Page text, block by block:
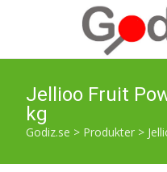
Jellioo Fruit
kg
Godiz.se > Produkter >